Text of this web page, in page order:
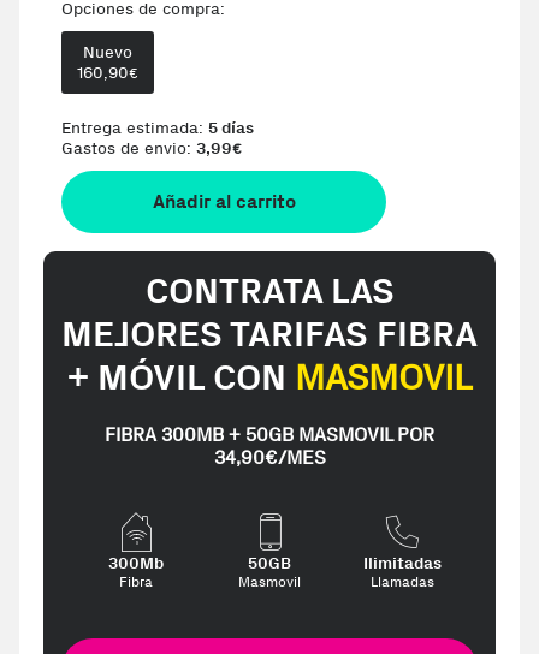
Opciones de compra:
Nuevo
160,90€
Entrega estimada: 5 días
Gastos de envio: 3,99€
Añadir al carrito
CONTRATA LAS
MEJORES TARIFAS FIBRA
+ MÓVIL CON MASMOVIL
FIBRA 300MB + 50GB MASMOVIL POR
34,90€/MES
300Mb
Fibra
50GB
Masmovil
Ilimitadas
Llamadas